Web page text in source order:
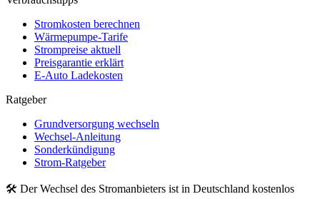
Stromkosten berechnen
Wärmepumpe-Tarife
Strompreise aktuell
Preisgarantie erklärt
E-Auto Ladekosten
Ratgeber
Grundversorgung wechseln
Wechsel-Anleitung
Sonderkündigung
Strom-Ratgeber
🛠 Der Wechsel des Stromanbieters ist in Deutschland kostenlos